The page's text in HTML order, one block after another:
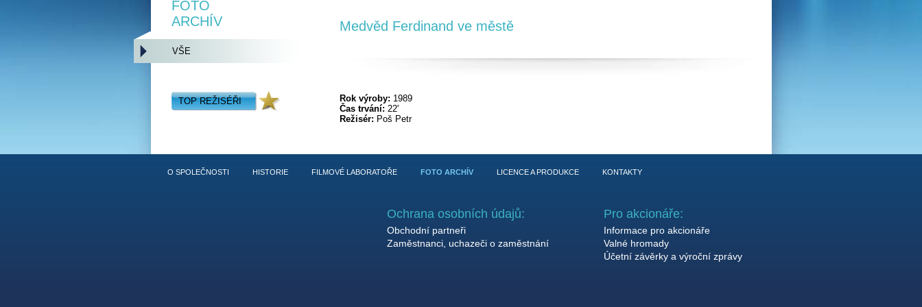
Medvěd Ferdinand ve městě
Rok výroby: 1989
Čas trvání: 22'
Režisér: Poš Petr
FOTO
ARCHÍV
VŠE
TOP REŽISÉŘI
O SPOLEČNOSTI HISTORIE FILMOVÉ LABORATOŘE FOTO ARCHÍV LICENCE A PRODUKCE KONTAKTY
Pro akcionáře:
Informace pro akcionáře
Valné hromady
Účetní závěrky a výroční zprávy
Ochrana osobních údajů:
Obchodní partneři
Zaměstnanci, uchazeči o zaměstnání